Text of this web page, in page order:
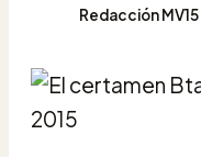
Redacción MV